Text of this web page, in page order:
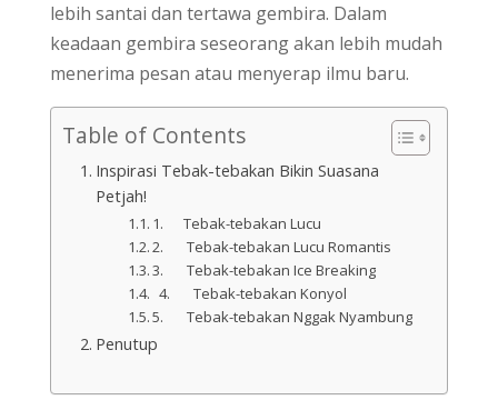
lebih santai dan tertawa gembira. Dalam
keadaan gembira seseorang akan lebih mudah
menerima pesan atau menyerap ilmu baru.
Table of Contents
Inspirasi Tebak-tebakan Bikin Suasana
Petjah!
1. Tebak-tebakan Lucu
2. Tebak-tebakan Lucu Romantis
3. Tebak-tebakan Ice Breaking
4. Tebak-tebakan Konyol
5. Tebak-tebakan Nggak Nyambung
Penutup